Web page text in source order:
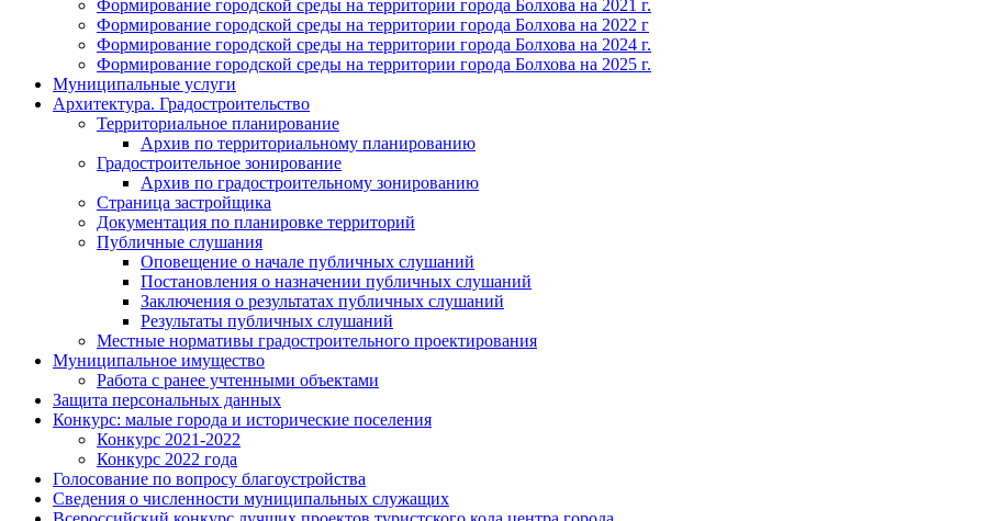
Формирование городской среды на территории города Болхова на 2021 г.
Формирование городской среды на территории города Болхова на 2022 г
Формирование городской среды на территории города Болхова на 2024 г.
Формирование городской среды на территории города Болхова на 2025 г.
Муниципальные услуги
Архитектура. Градостроительство
Территориальное планирование
Архив по территориальному планированию
Градостроительное зонирование
Архив по градостроительному зонированию
Страница застройщика
Документация по планировке территорий
Публичные слушания
Оповещение о начале публичных слушаний
Постановления о назначении публичных слушаний
Заключения о результатах публичных слушаний
Результаты публичных слушаний
Местные нормативы градостроительного проектирования
Муниципальное имущество
Работа с ранее учтенными объектами
Защита персональных данных
Конкурс: малые города и исторические поселения
Конкурс 2021-2022
Конкурс 2022 года
Голосование по вопросу благоустройства
Сведения о численности муниципальных служащих